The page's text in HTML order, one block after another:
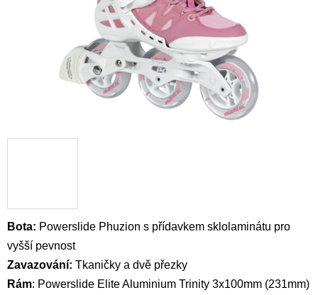
Bota: Powerslide Phuzion s přídavkem sklolaminátu pro
vyšší pevnost
Zavazování: Tkaničky a dvě přezky
Rám: Powerslide Elite Aluminium Trinity 3x100mm (231mm)